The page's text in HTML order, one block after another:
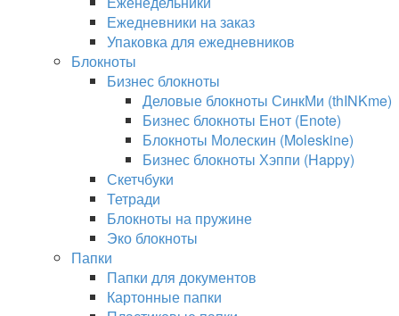
Ежедневники на заказ
Упаковка для ежедневников
Блокноты
Бизнес блокноты
Деловые блокноты СинкМи (thINKme)
Бизнес блокноты Енот (Enote)
Блокноты Молескин (Moleskine)
Бизнес блокноты Хэппи (Happy)
Скетчбуки
Тетради
Блокноты на пружине
Эко блокноты
Папки
Папки для документов
Картонные папки